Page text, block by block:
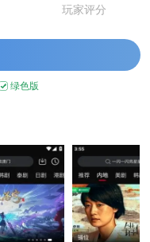
玩家评分
绿色版